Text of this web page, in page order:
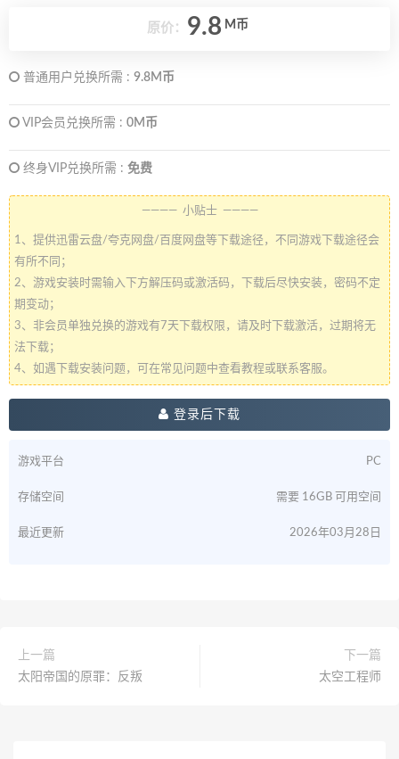
原价： 9.8 M币
普通用户兑换所需 : 9.8M币
VIP会员兑换所需 : 0M币
终身VIP兑换所需 : 免费
———— 小贴士 ————
1、提供迅雷云盘/夸克网盘/百度网盘等下载途径，不同游戏下载途径会
有所不同；
2、游戏安装时需输入下方解压码或激活码，下载后尽快安装，密码不定
期变动；
3、非会员单独兑换的游戏有7天下载权限，请及时下载激活，过期将无
法下载；
4、如遇下载安装问题，可在常见问题中查看教程或联系客服。
登录后下载
游戏平台 PC
存储空间 需要 16GB 可用空间
最近更新 2026年03月28日
上一篇
太阳帝国的原罪：反叛
下一篇
太空工程师